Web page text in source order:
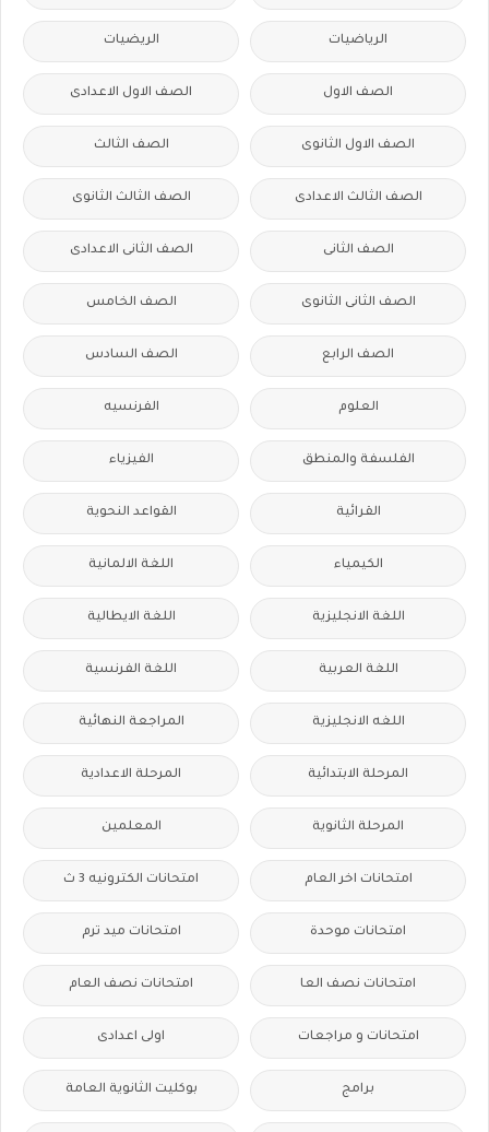
الرياضيات الريضيات
الصف الاول الصف الاول الاعدادى
الصف الاول الثانوى الصف الثالث
الصف الثالث الاعدادى الصف الثالث الثانوى
الصف الثانى الصف الثانى الاعدادى
الصف الثانى الثانوى الصف الخامس
الصف الرابع الصف السادس
العلوم الفرنسيه
الفلسفة والمنطق الفيزياء
القرائية القواعد النحوية
الكيمياء اللغة الالمانية
اللغة الانجليزية اللغة الايطالية
اللغة العربية اللغة الفرنسية
اللغه الانجليزية المراجعة النهائية
المرحلة الابتدائية المرحلة الاعدادية
المرحلة الثانوية المعلمين
امتحانات اخر العام امتحانات الكترونيه 3 ث
امتحانات موحدة امتحانات ميد ترم
امتحانات نصف العا امتحانات نصف العام
امتحانات و مراجعات اولى اعدادى
برامج بوكليت الثانوية العامة